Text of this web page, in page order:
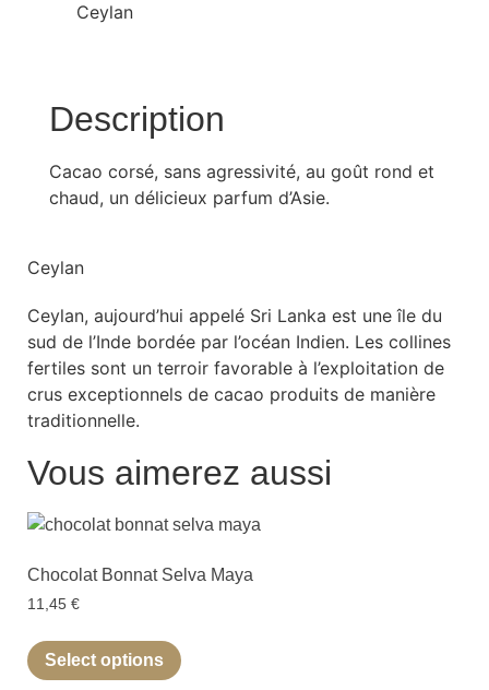
Ceylan
Description
Cacao corsé, sans agressivité, au goût rond et
chaud, un délicieux parfum d’Asie.
Ceylan
Ceylan, aujourd’hui appelé Sri Lanka est une île du
sud de l’Inde bordée par l’océan Indien. Les collines
fertiles sont un terroir favorable à l’exploitation de
crus exceptionnels de cacao produits de manière
traditionnelle.
Vous aimerez aussi
Chocolat Bonnat Selva Maya
11,45 €
Select options